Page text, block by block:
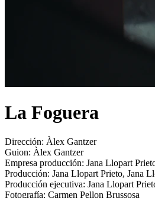
La Foguera
Dirección: Àlex Gantzer
Guion: Àlex Gantzer
Empresa producción: Jana Llopart
Producción: Jana Llopart Prieto, Jana
Producción ejecutiva: Jana Llopart
Fotografía: Carmen Pellon Brussosa